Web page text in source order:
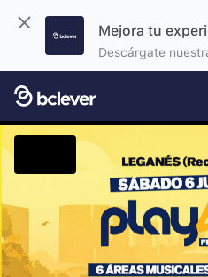
Mejora tu
Descárgate